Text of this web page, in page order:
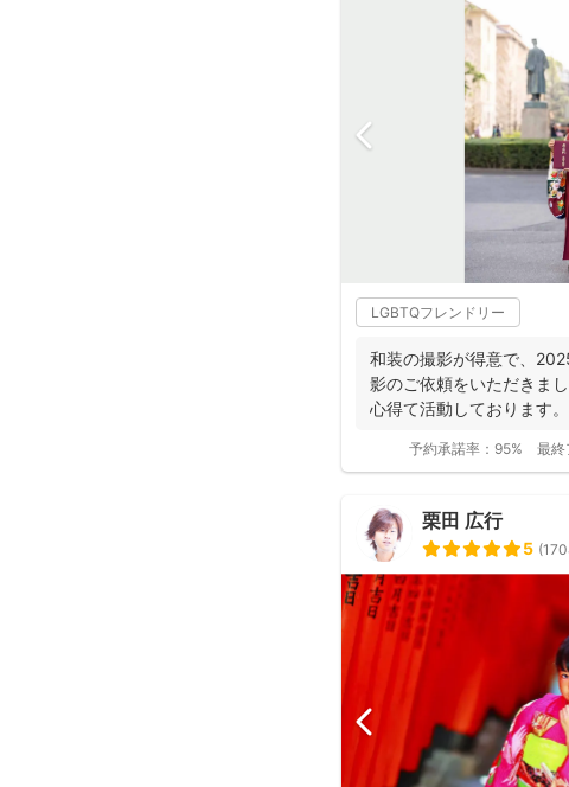
LGBTQフレンドリー
和装の撮影が得意で、
影のご依頼をいただきま
心得て活動しております
予約承諾率： 95% 最終
栗田 広行
5 (